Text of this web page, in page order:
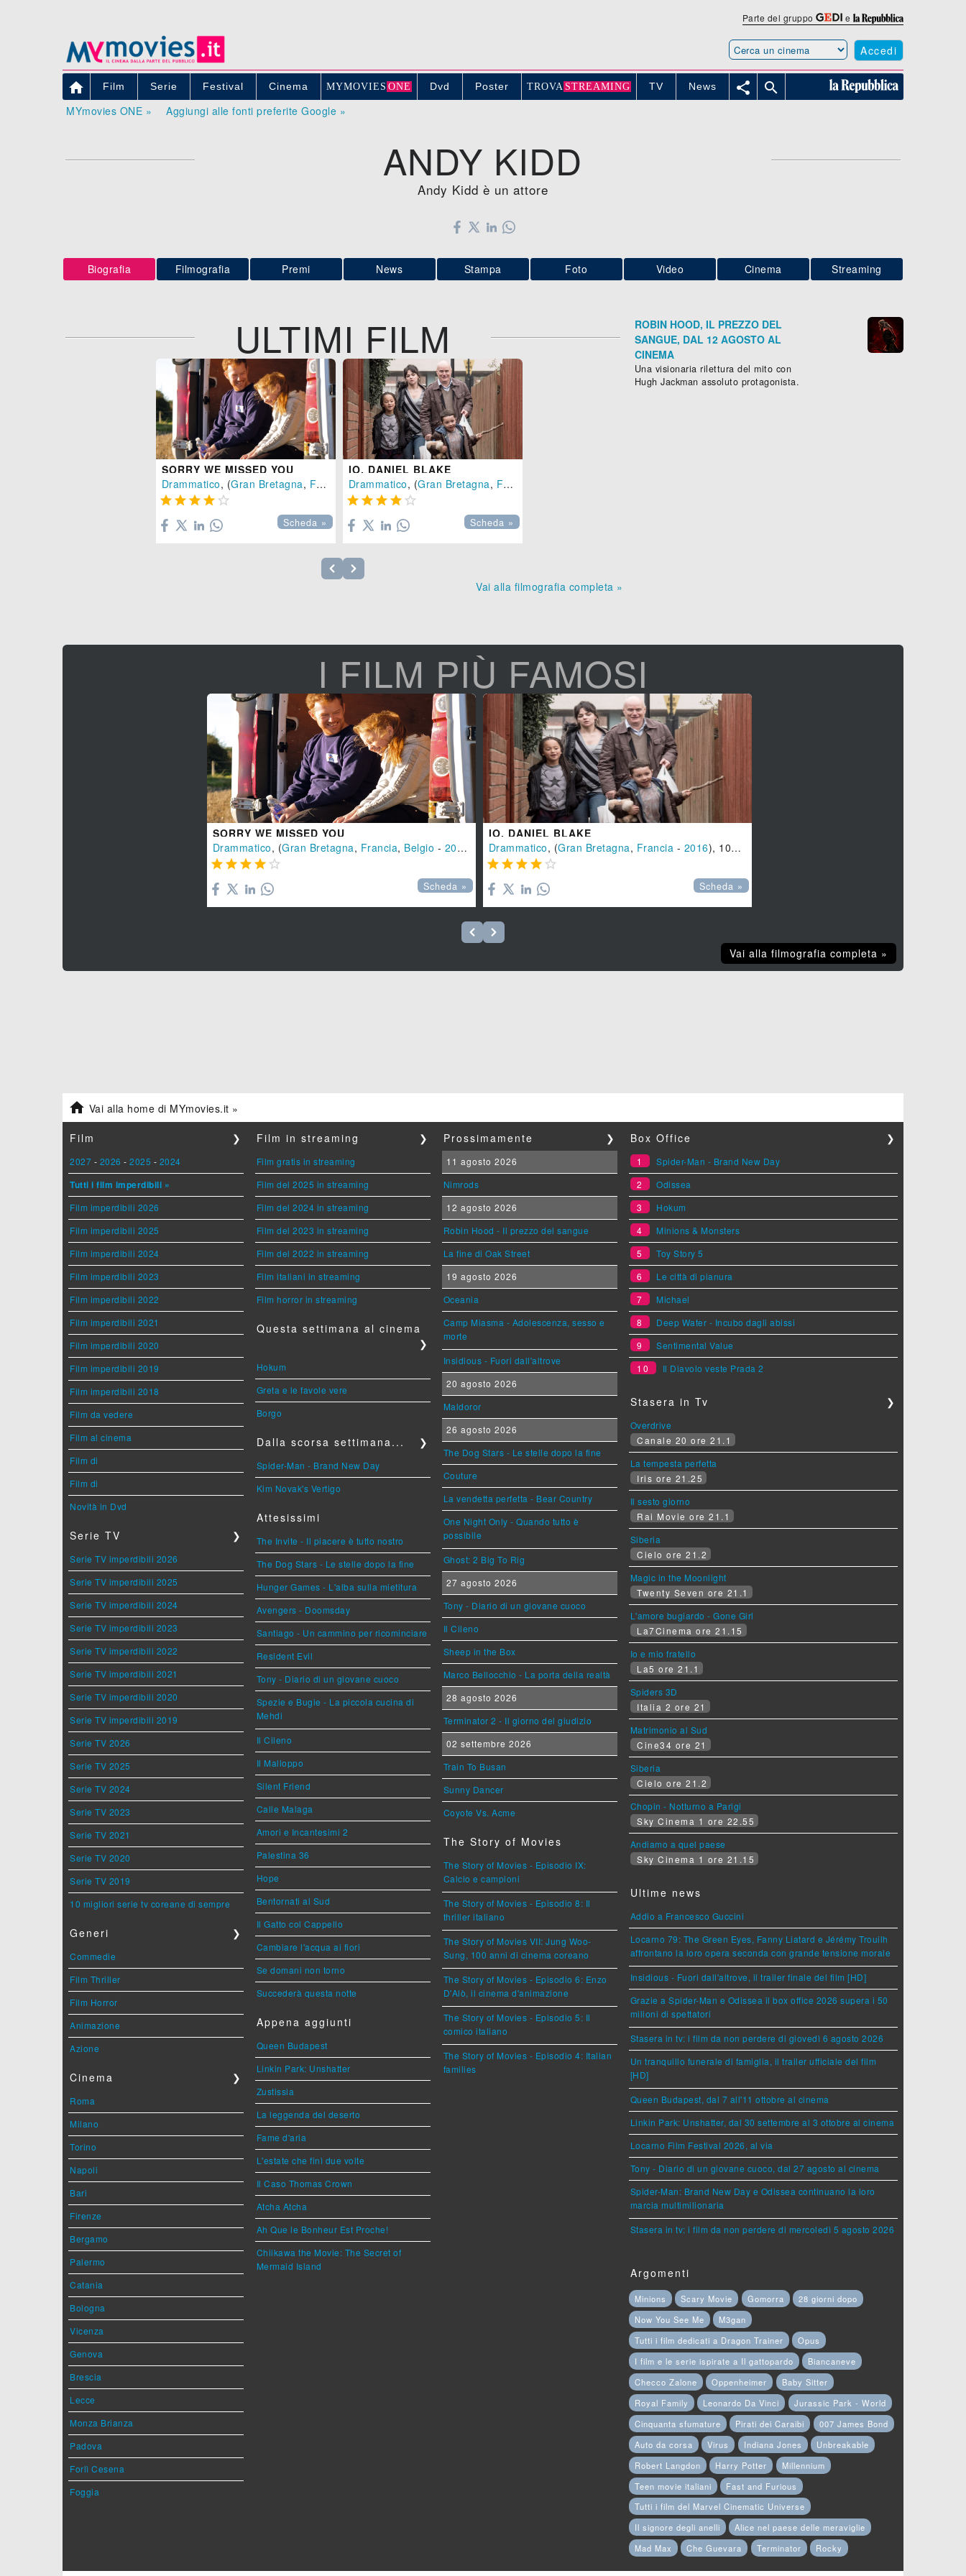
Parte del gruppo e
Accedi
 Film Serie Festival Cinema MYMOVIE S ONE Dvd Poster TROVA STREAMING TV News  
MYmovies ONE » Aggiungi alle fonti preferite Google »
ANDY KIDD
Andy Kidd è un attore
Biografia Filmografia Premi News Stampa Foto Video Cinema Streaming
ULTIMI FILM
SORRY WE MISSED YOU
Drammatico, (Gran Bretagna, Francia ,Belgio-2019), 100 min.
    
Scheda »
IO, DANIEL BLAKE
Drammatico, (Gran Bretagna, Francia
    
Scheda »
Vai alla filmografia completa »
ROBIN HOOD, IL PREZZO DEL
SANGUE, DAL 12 AGOSTO AL
CINEMA
Una visionaria rilettura del mito con
Hugh Jackman assoluto protagonista.
I FILM PIÙ FAMOSI
SORRY WE MISSED YOU
Drammatico, (Gran Bretagna, Francia, Belgio - 2019
), 100 min.
    
Scheda »
IO, DANIEL BLAKE
Drammatico, (Gran Bretagna, Francia - 2016), 100 min.
    
Scheda »
Vai alla filmografia completa »
 Vai alla home di MYmovies.it »
Film ❯
2027 - 2026 - 2025 - 2024
Tutti i film imperdibili »
Film imperdibili 2026
Film imperdibili 2025
Film imperdibili 2024
Film imperdibili 2023
Film imperdibili 2022
Film imperdibili 2021
Film imperdibili 2020
Film imperdibili 2019
Film imperdibili 2018
Film da vedere
Film al cinema
Film di
Film di
Novità in Dvd
Serie TV ❯
Serie TV imperdibili 2026
Serie TV imperdibili 2025
Serie TV imperdibili 2024
Serie TV imperdibili 2023
Serie TV imperdibili 2022
Serie TV imperdibili 2021
Serie TV imperdibili 2020
Serie TV imperdibili 2019
Serie TV 2026
Serie TV 2025
Serie TV 2024
Serie TV 2023
Serie TV 2021
Serie TV 2020
Serie TV 2019
10 migliori serie tv coreane di sempre
Generi ❯
Commedie
Film Thriller
Film Horror
Animazione
Azione
Cinema ❯
Roma
Milano
Torino
Napoli
Bari
Firenze
Bergamo
Palermo
Catania
Bologna
Vicenza
Genova
Brescia
Lecce
Monza Brianza
Padova
Forlì Cesena
Foggia
Film in streaming ❯
Film gratis in streaming
Film del 2025 in streaming
Film del 2024 in streaming
Film del 2023 in streaming
Film del 2022 in streaming
Film italiani in streaming
Film horror in streaming
Questa settimana al cinema
❯
Hokum
Greta e le favole vere
Borgo
Dalla scorsa settimana... ❯
Spider-Man - Brand New Day
Kim Novak's Vertigo
Attesissimi
The Invite - Il piacere è tutto nostro
The Dog Stars - Le stelle dopo la fine
Hunger Games - L'alba sulla mietitura
Avengers - Doomsday
Santiago - Un cammino per ricominciare
Resident Evil
Tony - Diario di un giovane cuoco
Spezie e Bugie - La piccola cucina di
Mehdi
Il Cileno
Il Malloppo
Silent Friend
Calle Malaga
Amori e Incantesimi 2
Palestina 36
Hope
Bentornati al Sud
Il Gatto col Cappello
Cambiare l'acqua ai fiori
Se domani non torno
Succederà questa notte
Appena aggiunti
Queen Budapest
Linkin Park: Unshatter
Zustissia
La leggenda del deserto
Fame d'aria
L'estate che finì due volte
Il Caso Thomas Crown
Atcha Atcha
Ah Que le Bonheur Est Proche!
Chiikawa the Movie: The Secret of
Mermaid Island
Prossimamente ❯
11 agosto 2026
Nimrods
12 agosto 2026
Robin Hood - Il prezzo del sangue
La fine di Oak Street
19 agosto 2026
Oceania
Camp Miasma - Adolescenza, sesso e
morte
Insidious - Fuori dall'altrove
20 agosto 2026
Maldoror
26 agosto 2026
The Dog Stars - Le stelle dopo la fine
Couture
La vendetta perfetta - Bear Country
One Night Only - Quando tutto è
possibile
Ghost: 2 Big To Rig
27 agosto 2026
Tony - Diario di un giovane cuoco
Il Cileno
Sheep in the Box
Marco Bellocchio - La porta della realtà
28 agosto 2026
Terminator 2 - Il giorno del giudizio
02 settembre 2026
Train To Busan
Sunny Dancer
Coyote Vs. Acme
The Story of Movies
The Story of Movies - Episodio IX:
Calcio e campioni
The Story of Movies - Episodio 8: Il
thriller italiano
The Story of Movies VII: Jung Woo-
Sung, 100 anni di cinema coreano
The Story of Movies - Episodio 6: Enzo
D'Alò, il cinema d'animazione
The Story of Movies - Episodio 5: Il
comico italiano
The Story of Movies - Episodio 4: Italian
families
Box Office ❯
1
Spider-Man - Brand New Day
2
Odissea
3
Hokum
4
Minions & Monsters
5
Toy Story 5
6
Le città di pianura
7
Michael
8
Deep Water - Incubo dagli abissi
9
Sentimental Value
10
Il Diavolo veste Prada 2
Stasera in Tv ❯
Overdrive
Canale 20 ore 21.1
La tempesta perfetta
Iris ore 21.25
Il sesto giorno
Rai Movie ore 21.1
Siberia
Cielo ore 21.2
Magic in the Moonlight
Twenty Seven ore 21.1
L'amore bugiardo - Gone Girl
La7Cinema ore 21.15
Io e mio fratello
La5 ore 21.1
Spiders 3D
Italia 2 ore 21
Matrimonio al Sud
Cine34 ore 21
Siberia
Cielo ore 21.2
Chopin - Notturno a Parigi
Sky Cinema 1 ore 22.55
Andiamo a quel paese
Sky Cinema 1 ore 21.15
Ultime news
Addio a Francesco Guccini
Locarno 79: The Green Eyes, Fanny Liatard e Jérémy Trouilh
affrontano la loro opera seconda con grande tensione morale
Insidious - Fuori dall'altrove, il trailer finale del film [HD]
Grazie a Spider-Man e Odissea il box office 2026 supera i 50
milioni di spettatori
Stasera in tv: i film da non perdere di giovedì 6 agosto 2026
Un tranquillo funerale di famiglia, il trailer ufficiale del film
[HD]
Queen Budapest, dal 7 all'11 ottobre al cinema
Linkin Park: Unshatter, dal 30 settembre al 3 ottobre al cinema
Locarno Film Festival 2026, al via
Tony - Diario di un giovane cuoco, dal 27 agosto al cinema
Spider-Man: Brand New Day e Odissea continuano la loro
marcia multimilionaria
Stasera in tv: i film da non perdere di mercoledì 5 agosto 2026
Argomenti
Minions Scary Movie Gomorra
28 giorni dopo
Now You See Me
M3gan
Tutti i film dedicati a Dragon Trainer
Opus
I film e le serie ispirate a Il gattopardo
Biancaneve
Checco Zalone
Oppenheimer
Baby Sitter
Royal Family
Leonardo Da Vinci
Jurassic Park - World
Cinquanta sfumature
Pirati dei Caraibi
007 James Bond
Auto da corsa
Virus Indiana Jones
Unbreakable
Robert Langdon
Harry Potter
Millennium
Teen movie italiani
Fast and Furious
Tutti i film del Marvel Cinematic Universe
Il signore degli anelli
Alice nel paese delle meraviglie
Mad Max
Che Guevara Terminator Rocky